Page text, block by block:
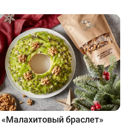
браслет»